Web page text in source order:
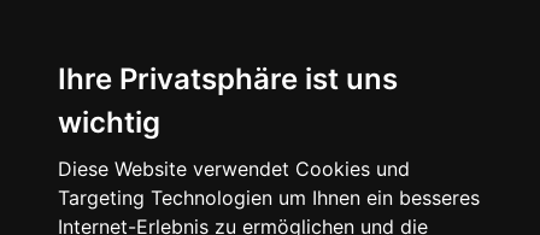
Ihre Privatsphäre ist uns
wichtig
Diese Website verwendet Cookies und
Targeting Technologien um Ihnen ein besseres
Internet-Erlebnis zu ermöglichen und die